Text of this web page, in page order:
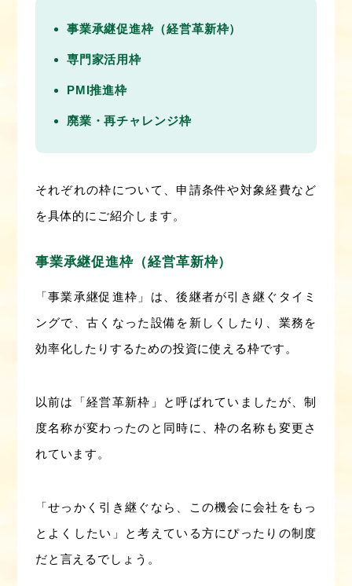
事業承継促進枠（経営革新枠）
専門家活用枠
PMI推進枠
廃業・再チャレンジ枠
それぞれの枠について、申請条件や対象経費など
を具体的にご紹介します。
事業承継促進枠（経営革新枠）
「事業承継促進枠」は、後継者が引き継ぐタイミ
ングで、古くなった設備を新しくしたり、業務を
効率化したりするための投資に使える枠です。
以前は「経営革新枠」と呼ばれていましたが、制
度名称が変わったのと同時に、枠の名称も変更さ
れています。
「せっかく引き継ぐなら、この機会に会社をもっ
とよくしたい」と考えている方にぴったりの制度
だと言えるでしょう。